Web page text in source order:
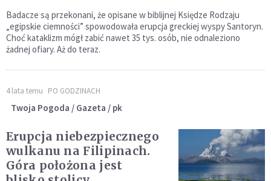
Badacze są przekonani, że opisane w biblijnej Księdze Rodzaju
„egipskie ciemności” spowodowała erupcja greckiej wyspy Santoryn.
Choć kataklizm mógł zabić nawet 35 tys. osób, nie odnaleziono
żadnej ofiary. Aż do teraz.
4 lata temu PO GODZINACH
Twoja Pogoda / Gazeta / pk
Erupcja niebezpiecznego
wulkanu na Filipinach.
Góra położona jest